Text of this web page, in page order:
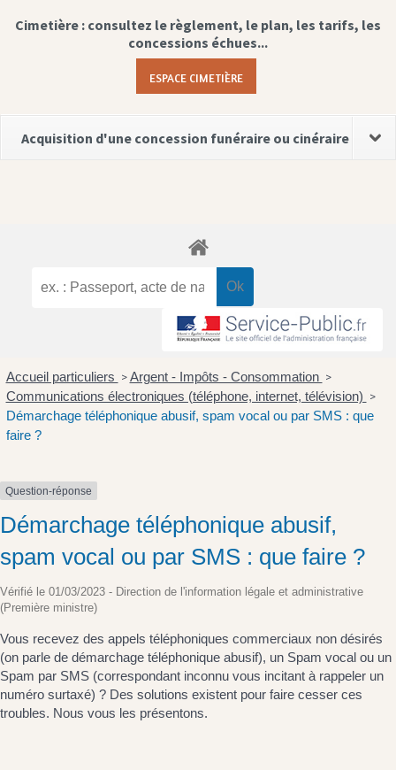
Cimetière : consultez le règlement, le plan, les tarifs, les
concessions échues...
ESPACE CIMETIÈRE
Acquisition d'une concession funéraire ou cinéraire
Accueil particuliers > Argent - Impôts - Consommation >
Communications électroniques (téléphone, internet, télévision) >
Démarchage téléphonique abusif, spam vocal ou par SMS : que
faire ?
Question-réponse
Démarchage téléphonique abusif,
spam vocal ou par SMS : que faire ?
Vérifié le 01/03/2023 - Direction de l'information légale et administrative
(Première ministre)
Vous recevez des appels téléphoniques commerciaux non désirés
(on parle de démarchage téléphonique abusif), un Spam vocal ou un
Spam par SMS (correspondant inconnu vous incitant à rappeler un
numéro surtaxé) ? Des solutions existent pour faire cesser ces
troubles. Nous vous les présentons.